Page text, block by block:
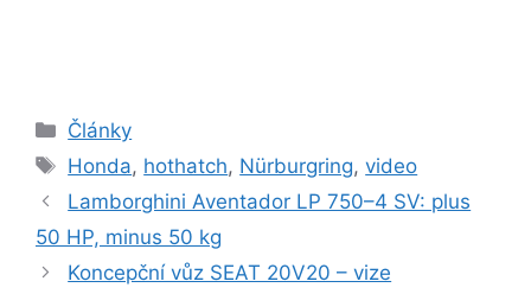
Rubriky
Články
Štítky
Honda, hothatch, Nürburgring,video
Lamborghini Aventador LP 750–4 SV: plus
50 HP, minus 50 kg
Koncepční vůz SEAT 20V20 – vize